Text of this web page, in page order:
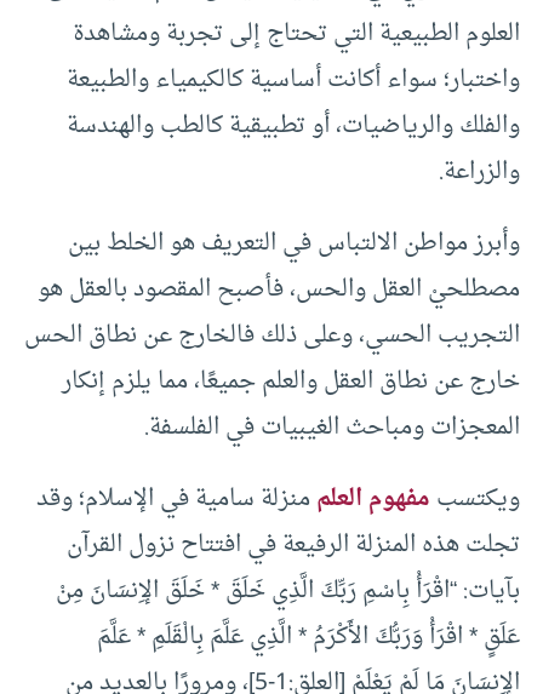
العلوم الطبيعية التي تحتاج إلى تجربة ومشاهدة
واختبار؛ سواء أكانت أساسية كالكيمياء والطبيعة
والفلك والرياضيات، أو تطبيقية كالطب والهندسة
والزراعة.
وأبرز مواطن الالتباس في التعريف هو الخلط بين
مصطلحيْ العقل والحس، فأصبح المقصود بالعقل هو
التجريب الحسي، وعلى ذلك فالخارج عن نطاق الحس
خارج عن نطاق العقل والعلم جميعًا، مما يلزم إنكار
المعجزات ومباحث الغيبيات في الفلسفة.
ويكتسبمفهوم العلممنزلة سامية في الإسلام؛ وقد
تجلت هذه المنزلة الرفيعة في افتتاح نزول القرآن
بآيات: “اقْرَأْ بِاسْمِ رَبِّكَ الَّذِي خَلَقَ * خَلَقَ الإِنسَانَ مِنْ
عَلَقٍ * اقْرَأْ وَرَبُّكَ الأَكْرَمُ * الَّذِي عَلَّمَ بِالْقَلَمِ * عَلَّمَ
الإِنسَانَ مَا لَمْ يَعْلَمْ [العلق:1-5]، ومرورًا بالعديد من